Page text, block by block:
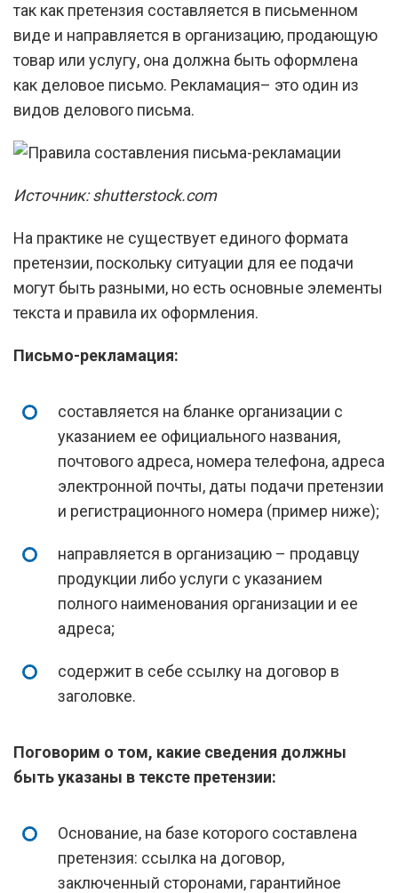
так как претензия составляется в письменном
виде и направляется в организацию, продающую
товар или услугу, она должна быть оформлена
как деловое письмо. Рекламация– это один из
видов делового письма.
Источник: shutterstock.com
На практике не существует единого формата
претензии, поскольку ситуации для ее подачи
могут быть разными, но есть основные элементы
текста и правила их оформления.
Письмо-рекламация:
составляется на бланке организации с
указанием ее официального названия,
почтового адреса, номера телефона, адреса
электронной почты, даты подачи претензии
и регистрационного номера (пример ниже);
направляется в организацию – продавцу
продукции либо услуги с указанием
полного наименования организации и ее
адреса;
содержит в себе ссылку на договор в
заголовке.
Поговорим о том, какие сведения должны
быть указаны в тексте претензии:
Основание, на базе которого составлена
претензия: ссылка на договор,
заключенный сторонами, гарантийное